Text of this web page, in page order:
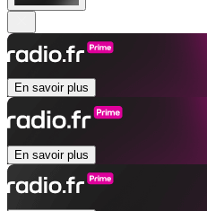
En savoir plus
En savoir plus